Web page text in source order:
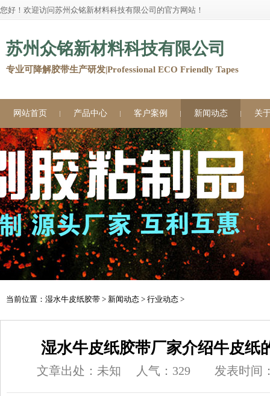
您好！欢迎访问苏州众铭新材料科技有限公司的官方网站！
苏州众铭新材料科技有限公司
专业可降解胶带生产研发|Professional ECO Friendly Tapes
网站首页 产品中心 客户案例 新闻动态 关
当前位置： 湿水牛皮纸胶带 > 新闻动态 > 行业动态 >
湿水牛皮纸胶带厂家介绍牛皮纸
文章出处：未知 人气： 329 发表时间